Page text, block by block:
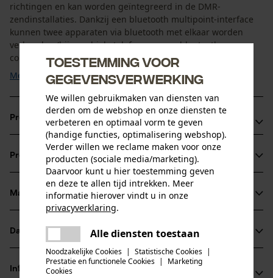
richtingen en kan worden geïntegreerd in de DMR-
zendinstallaties. Dankzij een bluetooth multipoint-interface
kunnen twee apparaten via bluetooth met elkaar worden
verbonden (bijv. mobiele telefoon en een bluetooth-
compatibel ...
Meer tonen
Productvoordelen
Hi-Viz-signaalkleur
Waterdichte microfoon (IP68)
Bluetooth Multipoint-interface
Productinformatie
Productdetails
Activiteitstype
verblijf in een lawaaierige omgeving, beschermen
Materiaal & onderhoud
Materiaal
Details voering
Datasheets
Conformiteitsverklaring (PDF)
Informatie van de fabrikant
Toestemming voor
gegevensverwerking
We willen gebruikmaken van diensten van
derden om de webshop en onze diensten te
verbeteren en optimaal vorm te geven
(handige functies, optimalisering webshop).
Verder willen we reclame maken voor onze
producten (sociale media/marketing).
Daarvoor kunt u hier toestemming geven
en deze te allen tijd intrekken. Meer
informatie hierover vindt u in onze
privacyverklaring.
Alle diensten toestaan
Noodzakelijke Cookies | Statistische Cookies |
Prestatie en functionele Cookies |
Marketing
Cookies
Er is een fout opgetreden. Gelieve
het opnieuw te proberen.
delen
mail